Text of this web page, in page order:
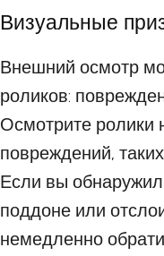
Визуальные
Внешний осмотр
роликов:
Осмотрите ролики
повреждений,
Если вы
поддоне или
немедленно